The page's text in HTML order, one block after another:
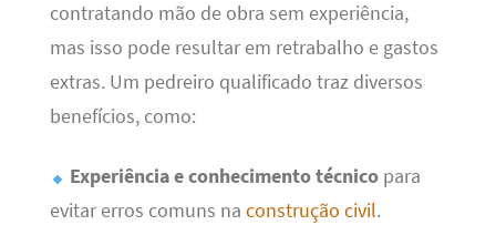
contratando mão de obra sem experiência,
mas isso pode resultar em retrabalho e gastos
extras. Um pedreiro qualificado traz diversos
benefícios, como:
Experiência e conhecimento técnicopara
evitar erros comuns na construção civil.